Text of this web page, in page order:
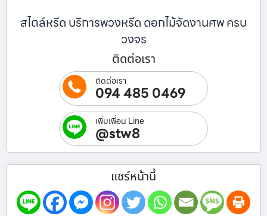
สไตล์หรีด บริการพวงหรีด ดอกไม้จัดงานศพ ครบ
วงจร
ติดต่อเรา
ติดต่อเรา
094 485 0469
เพิ่มเพื่อน Line
@stw8
แชร์หน้านี้